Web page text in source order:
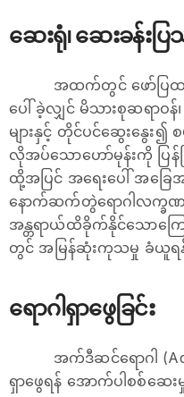
ဆေးရုံ၊ ဆေးခန်းပ
အထက်တွင် ဖော်ပြထာ
ပေါ် ခဲ့လျှင် မိသားစုဆရာဝ
များနှင့် တိုင်ပင်ဆွေးနွေး၍
လိုအပ်သောဟော်မုန်းကို ပြန်
ထို့အပြင် အ‌ရေးပေါ် အခြ
နောက်ဆက်တွဲရောဂါလက္ခ
အန္တရာယ်ထိခိုက်နိုင်သောကြ
တွင် အမြန်ဆုံးကုသမှု ခံယူ
ရောဂါရှာဖွေခြင်း
အက်ဒီဆင်ရောဂါ
ရှာဖွေရန် အောက်ပါစစ်ဆေ